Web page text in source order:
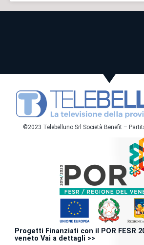
©2023 Telebelluno Srl Società Benefit –
Progetti Finanziati con il POR FESR
veneto Vai a dettagli >>